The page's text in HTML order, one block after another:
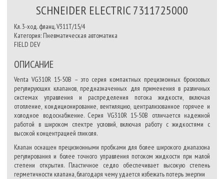
SCHNEIDER ELECTRIC 7311725000
Кл. 3-ход. фланц. V311T/15/4
Категория: Пневматическая автоматика
FIELD DEV
ОПИСАНИЕ
Venta VG310R 15-50B – это серия компактных прецизионных бронзовых
регулирующих клапанов, предназначенных для применения в различных
системах управления и распределения потока жидкости, включая
отопление, кондиционирование, вентиляцию, централизованное горячее и
холодное водоснабжение. Серия VG310R 15-50B отличается надежной
работой в широком спектре условий, включая работу с жидкостями с
высокой концентрацией гликоля.
Клапан оснащен прецизионными пробками для более широкого диапазона
регулирования и более точного управления потоком жидкости при малой
степени открытия. Пластичное седло обеспечивает высокую степень
герметичности клапана, благодаря чему удается избежать потерь энергии